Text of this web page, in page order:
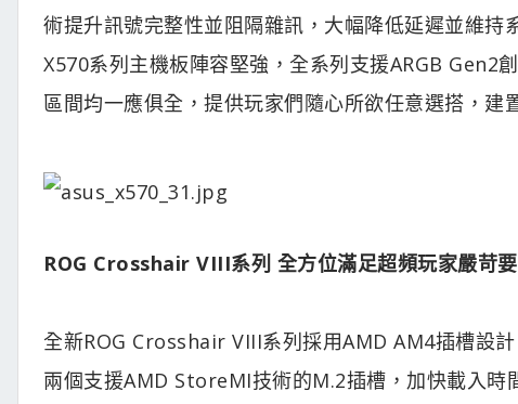
術提升訊號完整性並阻隔雜訊，大幅降低延遲並維
X570系列主機板陣容堅強，全系列支援ARGB Gen2
區間均一應俱全，提供玩家們隨心所欲任意選搭，建
ROG Crosshair VIII系列 全方位滿足超頻玩家嚴苛
全新ROG Crosshair VIII系列採用AMD AM4插槽設
兩個支援AMD StoreMI技術的M.2插槽，加快載入